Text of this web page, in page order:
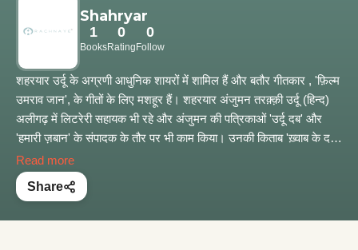
Shahryar
1
Books
0
Rating
0
Follow
शहरयार उर्दू के अग्रणी आधुनिक शायरों में शामिल हैं और बतौर गीतकार , 'फ़िल्म
उमराव जान', के गीतों के लिए मशहूर हैं। शहरयार अंजुमन तरक़्क़ी उर्दू (हिन्द)
अलीगढ़ में लिटरेरी सहायक भी रहे और अंजुमन की पत्रिकाओं 'उर्दू दब' और
'हमारी ज़बान' के संपादक के तौर पर भी काम किया। उनकी किताब 'ख़्वाब के दर
बंद हैं ' के लिए उन्हें साहित्य अकादमी अवार्ड से भी नवाज़ा गया। शहरयार साहब
फ़िराक़ गोरखपुरी, कुर्रतुलऐन हैदर, और अली सरदार जाफ़री के बाद चौथे ऐसे
उर्दू साहित्यकार हैं जिन्हे ज्ञानपीठ सम्मान भी मिला। उर्दू शायरी में अहम भूमिका
Read more
Share